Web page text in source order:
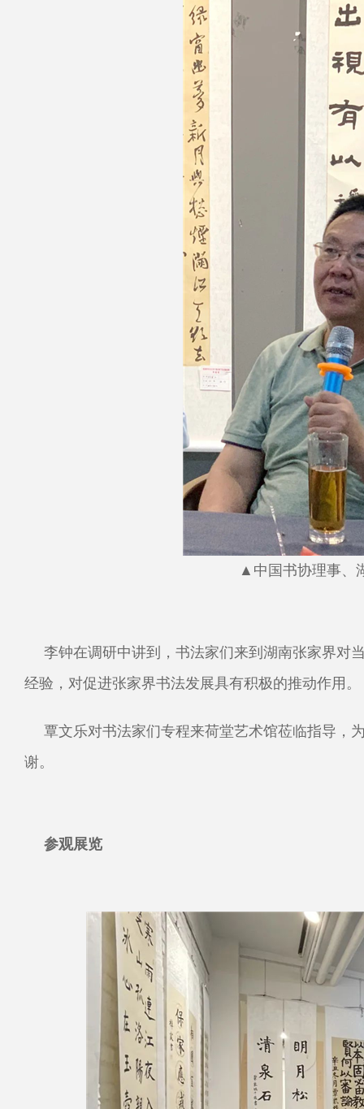
▲中国书协理事、
李钟在调研中讲到，书法家们来到湖南张家界对
经验，对促进张家界书法发展具有积极的推动作用。
覃文乐对书法家们专程来荷堂艺术馆莅临指导，
谢。
参观展览